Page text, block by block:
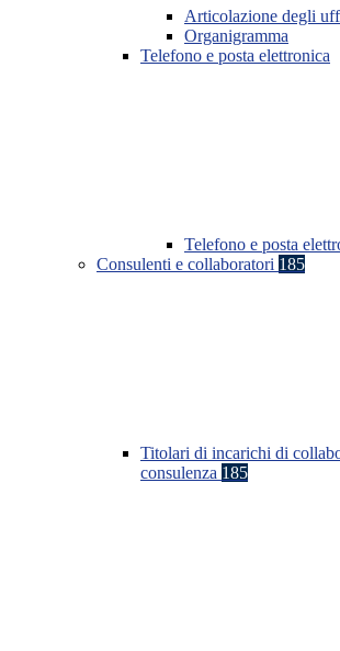
Articolazione degli
Organigramma
Telefono e posta elettronica
Telefono e posta
Consulenti e collaboratori 185
Titolari di incarichi di
consulenza 185